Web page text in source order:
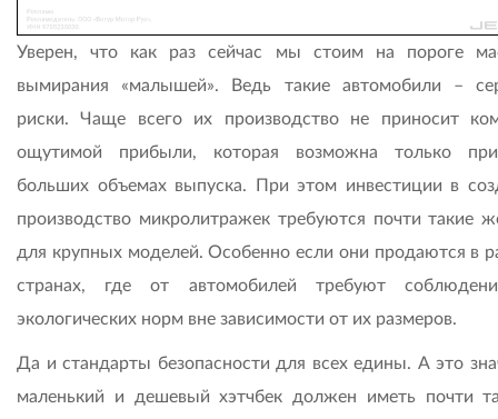
Уверен, что как раз сейчас мы стоим на пороге
вымирания «малышей». Ведь такие автомобили –
риски. Чаще всего их производство не приносит
ощутимой прибыли, которая возможна только
больших объемах выпуска. При этом инвестиции в
произ­водство микролитражек требуются почти такие
для крупных моделей. Особенно если они продаются в
странах, где от автомобилей требуют
экологических норм вне зависимости от их размеров.
Да и стандарты безопасности для всех едины. А это
маленький и дешевый хэтчбек должен иметь почти